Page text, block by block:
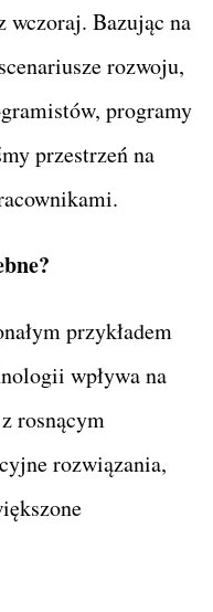
wczoraj. Bazując na
rozwoju,
programy
przestrzeń na
przykładem
wpływa na
rosnącym
rozwiązania,